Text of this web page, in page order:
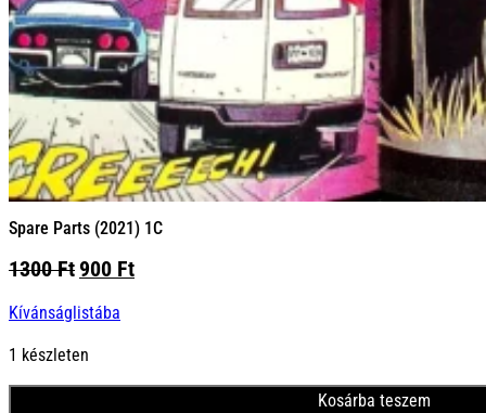
Spare Parts (2021) 1C
1300FtOriginal
was:
900 FtCurrent
Kívánságlistába
1 készleten
Kosárba teszem